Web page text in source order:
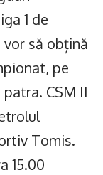
1 de
să obțină
pe
CSM II
Tomis.
15.00